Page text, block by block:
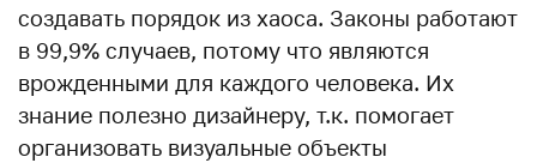
создавать порядок из хаоса. Законы работают
в 99,9% случаев, потому что являются
врожденными для каждого человека. Их
знание полезно дизайнеру, т.к. помогает
организовать визуальные объекты